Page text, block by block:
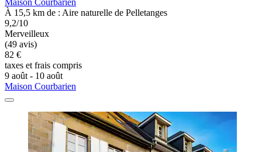
Maison Courbarien
À 15,5 km de : Aire naturelle de Pelletanges
9,2/10
Merveilleux
(49 avis)
82 €
taxes et frais compris
9 août - 10 août
Maison Courbarien